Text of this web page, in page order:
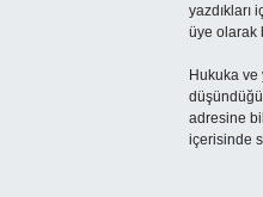
yazdıkları
üye olarak
Hukuka ve
adresine
içerisinde